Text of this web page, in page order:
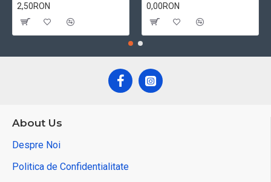
2,50RON
0,00RON
About Us
Despre Noi
Politica de Confidentialitate